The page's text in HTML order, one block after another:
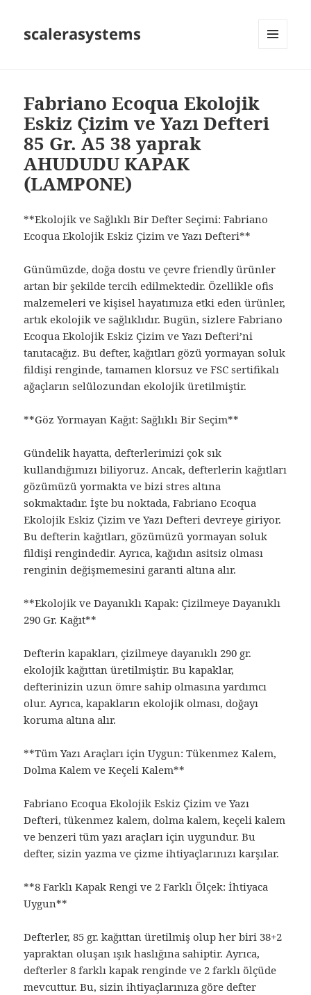
scalerasystems
Fabriano Ecoqua Ekolojik
Eskiz Çizim ve Yazı Defteri
85 Gr. A5 38 yaprak
AHUDUDU KAPAK
(LAMPONE)
**Ekolojik ve Sağlıklı Bir Defter Seçimi: Fabriano
Ecoqua Ekolojik Eskiz Çizim ve Yazı Defteri**
Günümüzde, doğa dostu ve çevre friendly ürünler
artan bir şekilde tercih edilmektedir. Özellikle ofis
malzemeleri ve kişisel hayatımıza etki eden ürünler,
artık ekolojik ve sağlıklıdır. Bugün, sizlere Fabriano
Ecoqua Ekolojik Eskiz Çizim ve Yazı Defteri’ni
tanıtacağız. Bu defter, kağıtları gözü yormayan soluk
fildişi renginde, tamamen klorsuz ve FSC sertifikalı
ağaçların selülozundan ekolojik üretilmiştir.
**Göz Yormayan Kağıt: Sağlıklı Bir Seçim**
Gündelik hayatta, defterlerimizi çok sık
kullandığımızı biliyoruz. Ancak, defterlerin kağıtları
gözümüzü yormakta ve bizi stres altına
sokmaktadır. İşte bu noktada, Fabriano Ecoqua
Ekolojik Eskiz Çizim ve Yazı Defteri devreye giriyor.
Bu defterin kağıtları, gözümüzü yormayan soluk
fildişi rengindedir. Ayrıca, kağıdın asitsiz olması
renginin değişmemesini garanti altına alır.
**Ekolojik ve Dayanıklı Kapak: Çizilmeye Dayanıklı
290 Gr. Kağıt**
Defterin kapakları, çizilmeye dayanıklı 290 gr.
ekolojik kağıttan üretilmiştir. Bu kapaklar,
defterinizin uzun ömre sahip olmasına yardımcı
olur. Ayrıca, kapakların ekolojik olması, doğayı
koruma altına alır.
**Tüm Yazı Araçları için Uygun: Tükenmez Kalem,
Dolma Kalem ve Keçeli Kalem**
Fabriano Ecoqua Ekolojik Eskiz Çizim ve Yazı
Defteri, tükenmez kalem, dolma kalem, keçeli kalem
ve benzeri tüm yazı araçları için uygundur. Bu
defter, sizin yazma ve çizme ihtiyaçlarınızı karşılar.
**8 Farklı Kapak Rengi ve 2 Farklı Ölçek: İhtiyaca
Uygun**
Defterler, 85 gr. kağıttan üretilmiş olup her biri 38+2
yapraktan oluşan ışık haslığına sahiptir. Ayrıca,
defterler 8 farklı kapak renginde ve 2 farklı ölçüde
mevcuttur. Bu, sizin ihtiyaçlarınıza göre defter